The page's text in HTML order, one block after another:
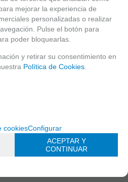
AÑADIR A
CESTA
mejorar la experiencia de
personalizadas o realizar
Pulse el botón para
poder bloquearlas.
y retirar su consentimiento en
Política de Cookies
cookiesConfigurar
ACEPTAR Y
CONTINUAR